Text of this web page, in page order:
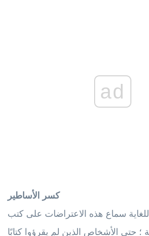
ad
كسر الأساطير
سماع هذه الاعتراضات على كتب
؛ حتى الأشخاص الذين لم يقرؤوا كتابًا